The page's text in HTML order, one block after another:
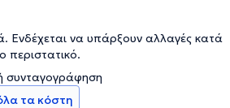
Ενδέχεται να υπάρξουν αλλαγές κατά
περιστατικό.
συνταγογράφηση
τα κόστη